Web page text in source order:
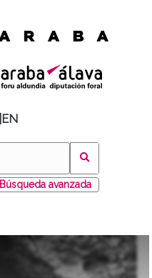
EN
Búsqueda avanzada